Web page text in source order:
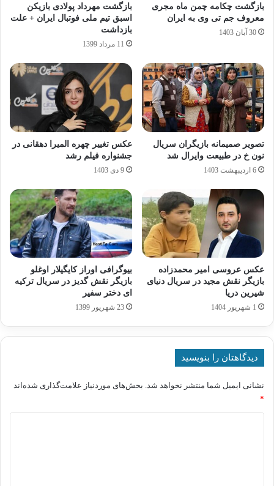
بازگشت چکامه چمن ماه مجری
معروف جم تی وی به ایران
30 آبان 1403
بازگشت مهرداد پولادی بازیکن
اسبق تیم ملی فوتبال ایران + علت
بازداشت
11 مرداد 1399
تصویر صمیمانه بازیگران سریال
نون خ در طبیعت وایرال شد
6 اردیبهشت 1403
عکس تغییر چهره المیرا دهقانی در
جشنواره فیلم رشد
9 دی 1403
عکس عروسی امیر محمدزاده
بازیگر نقش مجید در سریال دنیای
شیرین دریا
1 شهریور 1404
بیوگرافی اوراز کایگیلار اوغلو
بازیگر نقش گدیز در سریال ترکیه
ای دختر سفیر
23 شهریور 1399
دیدگاهتان را بنویسید
نشانی ایمیل شما منتشر نخواهد شد. بخش‌های موردنیاز علامت‌گذاری شده‌اند
*